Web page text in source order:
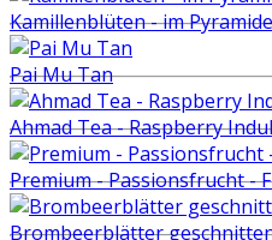
Kamillenblüten - im
Pai Mu Tan
Ahmad Tea - Raspberry
Premium - Passionsfrucht -
Brombeerblätter